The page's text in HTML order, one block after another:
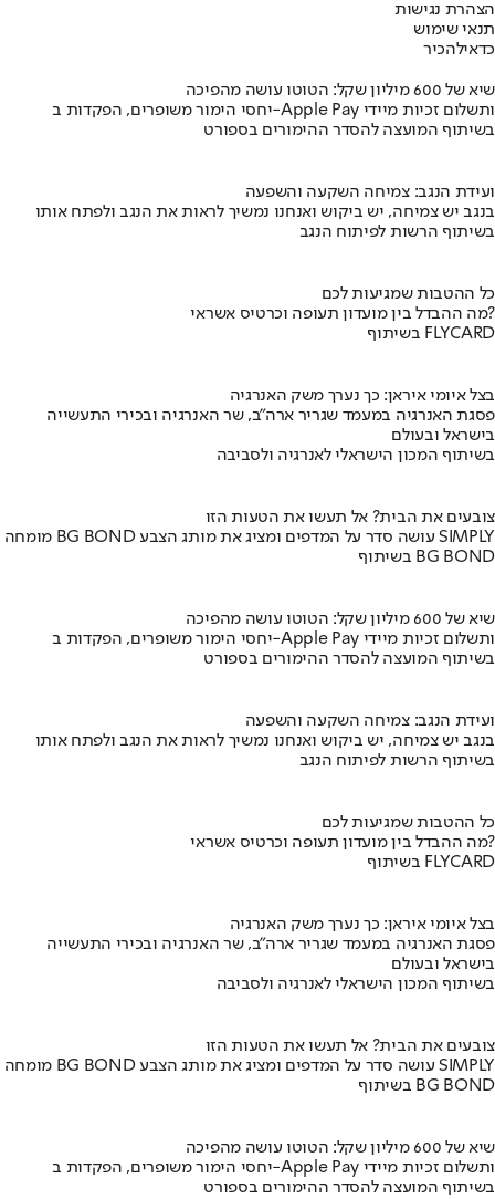
הצהרת נגישות
תנאי שימוש
כדאילהכיר
שיא של 600 מיליון שקל: הטוטו עושה מהפיכה
יחסי הימור משופרים, הפקדות ב-Apple Pay ותשלום זכיות מיידי
בשיתוף המועצה להסדר ההימורים בספורט
ועידת הנגב: צמיחה השקעה והשפעה
בנגב יש צמיחה, יש ביקוש ואנחנו נמשיך לראות את הנגב ולפתח אותו
בשיתוף הרשות לפיתוח הנגב
כל ההטבות שמגיעות לכם
מה ההבדל בין מועדון תעופה וכרטיס אשראי?
בשיתוף FLYCARD
בצל איומי איראן: כך נערך משק האנרגיה
פסגת האנרגיה במעמד שגריר ארה"ב, שר האנרגיה ובכירי התעשייה
בישראל ובעולם
בשיתוף המכון הישראלי לאנרגיה ולסביבה
צובעים את הבית? אל תעשו את הטעות הזו
מומחה BG BOND עושה סדר על המדפים ומציג את מותג הצבע SIMPLY
בשיתוף BG BOND
שיא של 600 מיליון שקל: הטוטו עושה מהפיכה
יחסי הימור משופרים, הפקדות ב-Apple Pay ותשלום זכיות מיידי
בשיתוף המועצה להסדר ההימורים בספורט
ועידת הנגב: צמיחה השקעה והשפעה
בנגב יש צמיחה, יש ביקוש ואנחנו נמשיך לראות את הנגב ולפתח אותו
בשיתוף הרשות לפיתוח הנגב
כל ההטבות שמגיעות לכם
מה ההבדל בין מועדון תעופה וכרטיס אשראי?
בשיתוף FLYCARD
בצל איומי איראן: כך נערך משק האנרגיה
פסגת האנרגיה במעמד שגריר ארה"ב, שר האנרגיה ובכירי התעשייה
בישראל ובעולם
בשיתוף המכון הישראלי לאנרגיה ולסביבה
צובעים את הבית? אל תעשו את הטעות הזו
מומחה BG BOND עושה סדר על המדפים ומציג את מותג הצבע SIMPLY
בשיתוף BG BOND
שיא של 600 מיליון שקל: הטוטו עושה מהפיכה
יחסי הימור משופרים, הפקדות ב-Apple Pay ותשלום זכיות מיידי
בשיתוף המועצה להסדר ההימורים בספורט